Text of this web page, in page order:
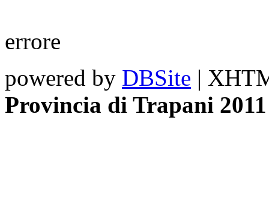
errore
powered by DBSite |
Provincia di Trapani 2011